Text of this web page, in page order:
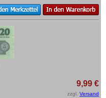
9,99 €
zzgl. Versand